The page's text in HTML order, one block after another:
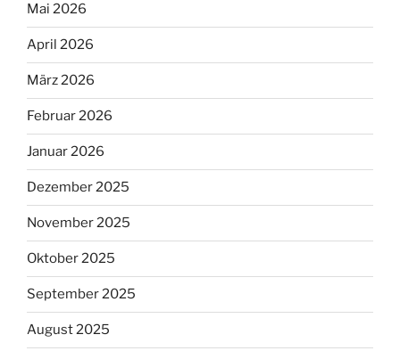
Mai 2026
April 2026
März 2026
Februar 2026
Januar 2026
Dezember 2025
November 2025
Oktober 2025
September 2025
August 2025